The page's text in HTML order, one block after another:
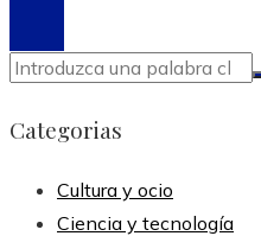
Categorias
Cultura y ocio
Ciencia y tecnología